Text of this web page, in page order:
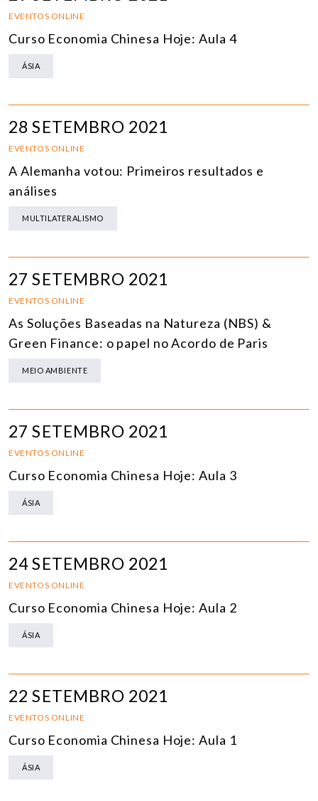
EVENTOS ONLINE
Curso Economia Chinesa Hoje: Aula 4
ÁSIA
28 SETEMBRO 2021
EVENTOS ONLINE
A Alemanha votou: Primeiros resultados e
análises
MULTILATERALISMO
27 SETEMBRO 2021
EVENTOS ONLINE
As Soluções Baseadas na Natureza (NBS) &
Green Finance: o papel no Acordo de Paris
MEIO AMBIENTE
27 SETEMBRO 2021
EVENTOS ONLINE
Curso Economia Chinesa Hoje: Aula 3
ÁSIA
24 SETEMBRO 2021
EVENTOS ONLINE
Curso Economia Chinesa Hoje: Aula 2
ÁSIA
22 SETEMBRO 2021
EVENTOS ONLINE
Curso Economia Chinesa Hoje: Aula 1
ÁSIA